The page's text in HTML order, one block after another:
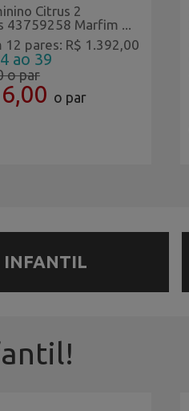
Citrus 2
43759258 Marfim ...
12 pares: R$ 1.392,00
ao 39
o par
o par
INFANTIL